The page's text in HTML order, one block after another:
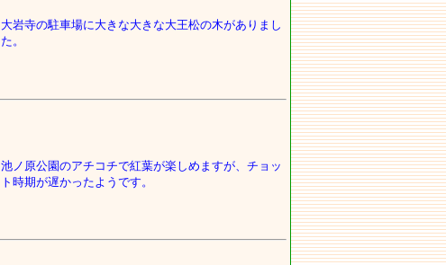
大岩寺の駐車場に大きな大きな大王松の木がありまし
た。
池ノ原公園のアチコチで紅葉が楽しめますが、チョッ
ト時期が遅かったようです。